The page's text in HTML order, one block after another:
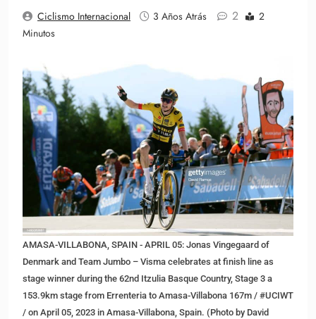
Ciclismo Internacional 3 Años Atrás 2
2
Minutos
AMASA-VILLABONA, SPAIN - APRIL 05: Jonas Vingegaard of
Denmark and Team Jumbo – Visma celebrates at finish line as
stage winner during the 62nd Itzulia Basque Country, Stage 3 a
153.9km stage from Errenteria to Amasa-Villabona 167m / #UCIWT
/ on April 05, 2023 in Amasa-Villabona, Spain. (Photo by David